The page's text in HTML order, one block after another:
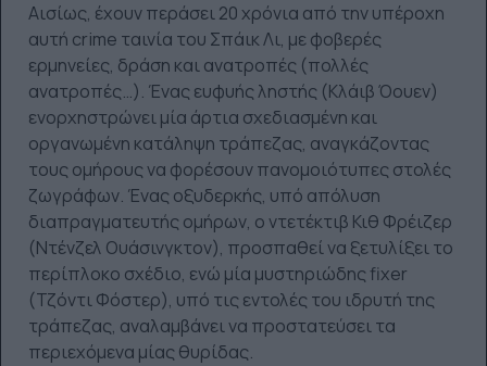
Αισίως, έχουν περάσει 20 χρόνια από την υπέροχη
αυτή crime ταινία του Σπάικ Λι, με φοβερές
ερμηνείες, δράση και ανατροπές (πολλές
ανατροπές…). Ένας ευφυής ληστής (Κλάιβ Όουεν)
ενορχηστρώνει μία άρτια σχεδιασμένη και
οργανωμένη κατάληψη τράπεζας, αναγκάζοντας
τους ομήρους να φορέσουν πανομοιότυπες στολές
ζωγράφων. Ένας οξυδερκής, υπό απόλυση
διαπραγματευτής ομήρων, ο ντετέκτιβ Κιθ Φρέιζερ
(Ντένζελ Ουάσινγκτον), προσπαθεί να ξετυλίξει το
περίπλοκο σχέδιο, ενώ μία μυστηριώδης fixer
(Τζόντι Φόστερ), υπό τις εντολές του ιδρυτή της
τράπεζας, αναλαμβάνει να προστατεύσει τα
περιεχόμενα μίας θυρίδας.